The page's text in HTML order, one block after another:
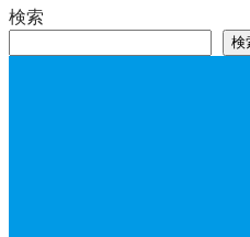
検索
検